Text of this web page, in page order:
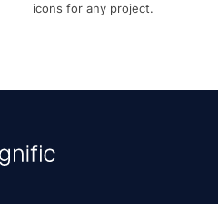
icons for any project.